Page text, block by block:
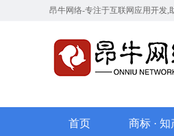
昂牛网络-专注于互联网应用开发,
首页 商标 · 知